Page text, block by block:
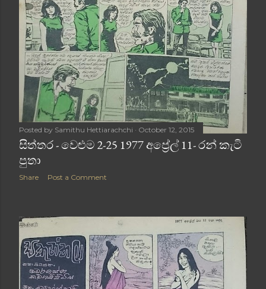
Posted by Samithu Hettiarachchi October 12, 2015
සිත්තර - වෙළුම 2-25 1977 අප්‍රේල් 11- රන් කැටි
පුතා
Share Post a Comment